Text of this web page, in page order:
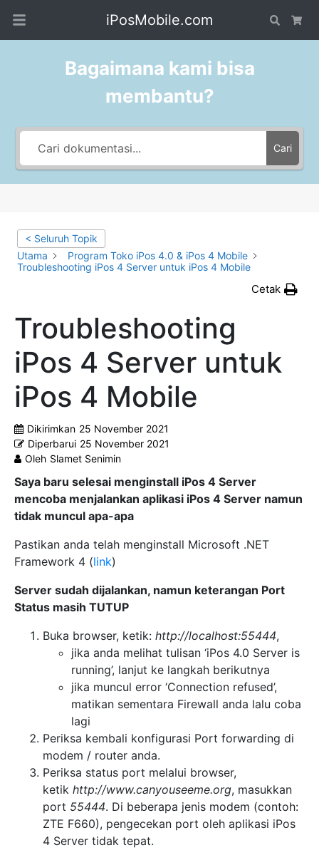
iPosMobile.com Search
Bagaimana kami bisa
membantu?
Cari
< Seluruh Topik
Utama
Program Toko iPos 4.0 & iPos 4 Mobile
Troubleshooting iPos 4 Server untuk iPos 4 Mobile
Cetak
Troubleshooting
iPos 4 Server untuk
iPos 4 Mobile
Dikirimkan 25 November 2021
Diperbarui 25 November 2021
Oleh Slamet Senimin
Saya baru selesai menginstall iPos 4 Server
mencoba menjalankan aplikasi iPos 4 Server namun
tidak muncul apa-apa
Pastikan anda telah menginstall Microsoft .NET
Framework 4 (link)
Server sudah dijalankan, namun keterangan Port
Status masih TUTUP
Buka browser, ketik: http://localhost:55444,
jika anda melihat tulisan ‘iPos 4.0 Server is
running’, lanjut ke langkah berikutnya
jika muncul error ‘Connection refused’,
matikan sementara Firewall anda lalu coba
lagi
Periksa kembali konfigurasi Port forwarding di
modem / router anda.
Periksa status port melalui browser,
ketik http://www.canyouseeme.org, masukkan
port 55444. Di beberapa jenis modem (contoh:
ZTE F660), pengecekan port oleh aplikasi iPos
4 Server tidak tepat.